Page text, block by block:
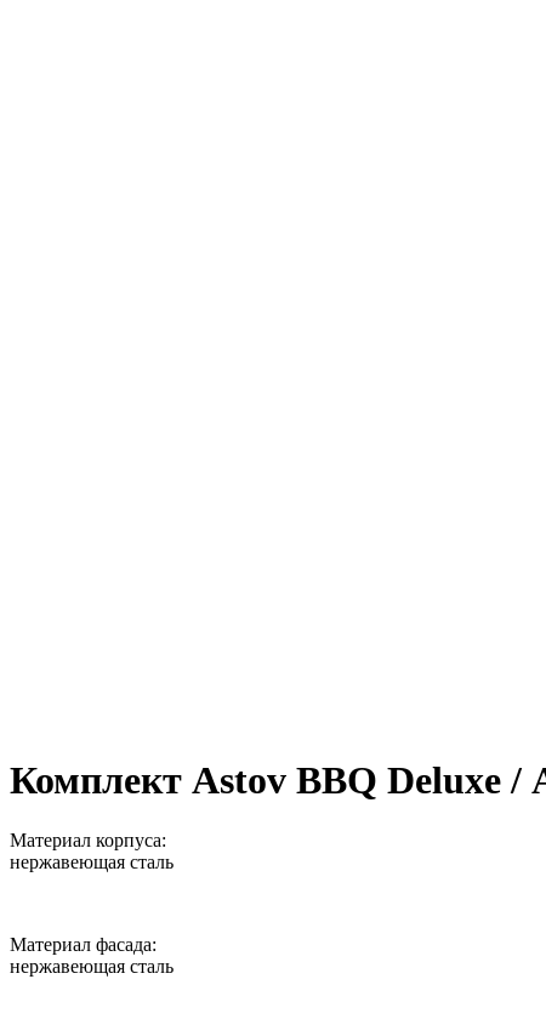
Комплект Astov BBQ
Материал корпуса:
нержавеющая сталь
Материал фасада:
нержавеющая сталь